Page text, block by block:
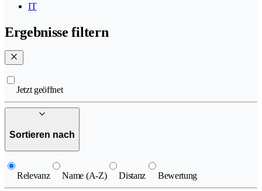
IT
Ergebnisse filtern
Jetzt geöffnet
Sortieren nach
Relevanz Name (A-Z) Distanz Bewertung